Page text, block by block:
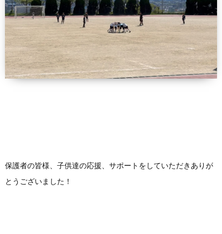
保護者の皆様、子供達の応援、サポートをしていただきありが
とうございました！